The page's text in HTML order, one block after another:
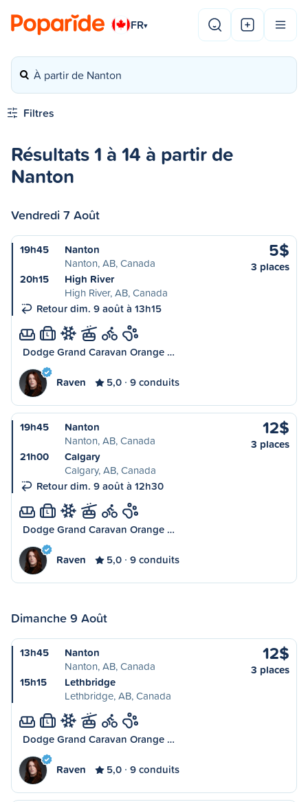
FR▾
À partir de Nanton
Filtres
Résultats 1 à 14 à partir de
Nanton
Vendredi 7 Août
19h45
Nanton
Nanton, AB, Canada
20h15
High River
High River, AB, Canada
Retour dim. 9 août à 13h15
5$
3 places
L
Dodge Grand Caravan Orange …
Raven 5,0 9 conduits
19h45
Nanton
Nanton, AB, Canada
21h00
Calgary
Calgary, AB, Canada
Retour dim. 9 août à 12h30
12$
3 places
L
Dodge Grand Caravan Orange …
Raven 5,0 9 conduits
Dimanche 9 Août
13h45
Nanton
Nanton, AB, Canada
15h15
Lethbridge
Lethbridge, AB, Canada
12$
3 places
L
Dodge Grand Caravan Orange …
Raven 5,0 9 conduits